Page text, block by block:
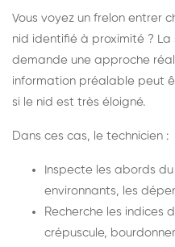
Vous voyez un frelon entrer
nid identifié à proximité ?
demande une approche
information préalable peut
si le nid est très éloigné.
Dans ces cas, le technicien :
Inspecte les abords
environnants, les
Recherche les indices
crépuscule,